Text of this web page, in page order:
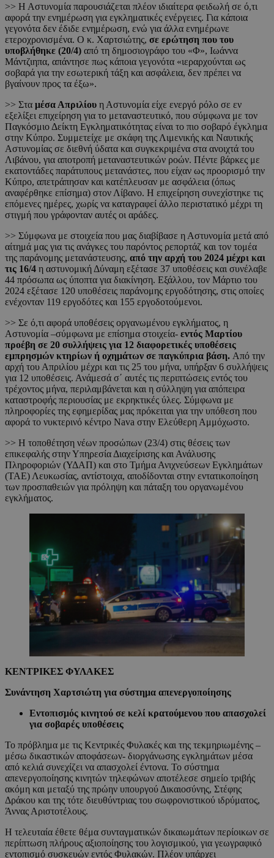
>> Η Αστυνομία παρουσιάζεται πλέον ιδιαίτερα φειδωλή σε ό,τι
αφορά την ενημέρωση για εγκληματικές ενέργειες. Για κάποια
γεγονότα δεν έδιδε ενημέρωση, ενώ για άλλα ενημέρωνε
ετεροχρονισμένα. Ο κ. Χαρτσιώτης, σε ερώτηση που του
υποβλήθηκε (20/4) από τη δημοσιογράφο του «Φ», Ιωάννα
Μάντζιηπα, απάντησε πως κάποια γεγονότα «ιεραρχούνται ως
σοβαρά για την εσωτερική τάξη και ασφάλεια, δεν πρέπει να
βγαίνουν προς τα έξω».
>> Στα μέσα Απριλίου η Αστυνομία είχε ενεργό ρόλο σε εν
εξελίξει επιχείρηση για το μεταναστευτικό, που σύμφωνα με τον
Παγκόσμιο Δείκτη Εγκληματικότητας είναι το πιο σοβαρό έγκλημα
στην Κύπρο. Συμμετείχε με σκάφη της Λιμενικής και Ναυτικής
Αστυνομίας σε διεθνή ύδατα και συγκεκριμένα στα ανοιχτά του
Λιβάνου, για αποτροπή μεταναστευτικών ροών. Πέντε βάρκες με
εκατοντάδες παράτυπους μετανάστες, που είχαν ως προορισμό την
Κύπρο, απετράπησαν και κατέπλευσαν με ασφάλεια (όπως
αναφέρθηκε επίσημα) στον Λίβανο. Η επιχείρηση συνεχίστηκε τις
επόμενες ημέρες, χωρίς να καταγραφεί άλλο περιστατικό μέχρι τη
στιγμή που γράφονταν αυτές οι αράδες.
>> Σύμφωνα με στοιχεία που μας διαβίβασε η Αστυνομία μετά από
αίτημά μας για τις ανάγκες του παρόντος ρεπορτάζ και τον τομέα
της παράνομης μετανάστευσης, από την αρχή του 2024 μέχρι και
τις 16/4 η αστυνομική Δύναμη εξέτασε 37 υποθέσεις και συνέλαβε
44 πρόσωπα ως ύποπτα για διακίνηση. Εξάλλου, τον Μάρτιο του
2024 εξέτασε 120 υποθέσεις παράνομης εργοδότησης, στις οποίες
ενέχονταν 119 εργοδότες και 155 εργοδοτούμενοι.
>> Σε ό,τι αφορά υποθέσεις οργανωμένου εγκλήματος, η
Αστυνομία –σύμφωνα με επίσημα στοιχεία- εντός Μαρτίου
προέβη σε 20 συλλήψεις για 12 διαφορετικές υποθέσεις
εμπρησμών κτηρίων ή οχημάτων σε παγκύπρια βάση. Από την
αρχή του Απριλίου μέχρι και τις 25 του μήνα, υπήρξαν 6 συλλήψεις
για 12 υποθέσεις. Ανάμεσά σ΄ αυτές τις περιπτώσεις εντός του
τρέχοντος μήνα, περιλαμβάνεται και η σύλληψη για απόπειρα
καταστροφής περιουσίας με εκρηκτικές ύλες. Σύμφωνα με
πληροφορίες της εφημερίδας μας πρόκειται για την υπόθεση που
αφορά το νυκτερινό κέντρο Nava στην Ελεύθερη Αμμόχωστο.
>> Η τοποθέτηση νέων προσώπων (23/4) στις θέσεις των
επικεφαλής στην Υπηρεσία Διαχείρισης και Ανάλυσης
Πληροφοριών (ΥΔΑΠ) και στο Τμήμα Ανιχνεύσεων Εγκλημάτων
(ΤΑΕ) Λευκωσίας, αντίστοιχα, αποδίδονται στην εντατικοποίηση
των προσπαθειών για πρόληψη και πάταξη του οργανωμένου
εγκλήματος.
ΚΕΝΤΡΙΚΕΣ ΦΥΛΑΚΕΣ
Συνάντηση Χαρτσιώτη για σύστημα απενεργοποίησης
Εντοπισμός κινητού σε κελί κρατούμενου που απασχολεί
για σοβαρές υποθέσεις
Το πρόβλημα με τις Κεντρικές Φυλακές και της τεκμηριωμένης –
μέσω δικαστικών αποφάσεων- διοργάνωσης εγκλημάτων μέσα
από κελιά συνεχίζει να απασχολεί έντονα. Το σύστημα
απενεργοποίησης κινητών τηλεφώνων αποτέλεσε σημείο τριβής
ακόμη και μεταξύ της πρώην υπουργού Δικαιοσύνης, Στέφης
Δράκου και της τότε διευθύντριας του σωφρονιστικού ιδρύματος,
Άννας Αριστοτέλους.
Η τελευταία έθετε θέμα συνταγματικών δικαιωμάτων περίοικων σε
περίπτωση πλήρους αξιοποίησης του λογισμικού, για γεωγραφικό
εντοπισμό συσκευών εντός Φυλακών. Πλέον υπάρχει